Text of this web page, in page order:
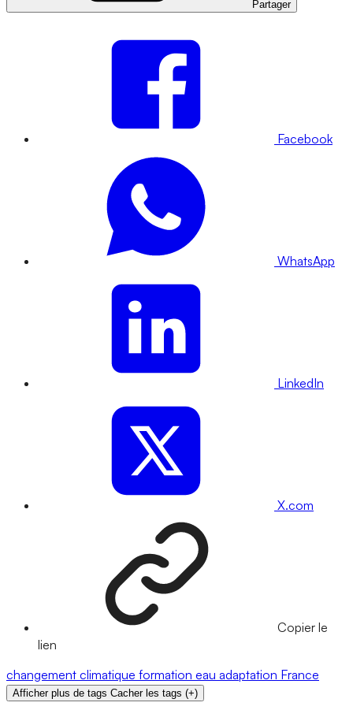
Partager
Facebook
WhatsApp
LinkedIn
X.com
Copier le
lien
changement climatique formation eau adaptation France
Afficher plus de tags Cacher les tags (+)